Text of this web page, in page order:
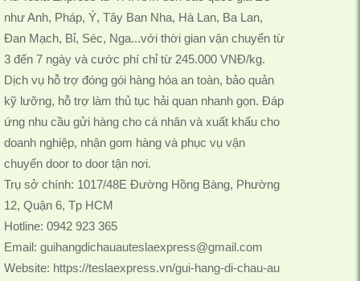
như Anh, Pháp, Ý, Tây Ban Nha, Hà Lan, Ba Lan,
Đan Mạch, Bỉ, Séc, Nga...với thời gian vận chuyển từ
3 đến 7 ngày và cước phí chỉ từ 245.000 VNĐ/kg.
Dịch vụ hỗ trợ đóng gói hàng hóa an toàn, bảo quản
kỹ lưỡng, hỗ trợ làm thủ tục hải quan nhanh gọn. Đáp
ứng nhu cầu gửi hàng cho cá nhân và xuất khẩu cho
doanh nghiệp, nhận gom hàng và phục vụ vận
chuyển door to door tận nơi.
Trụ sở chính: 1017/48E Đường Hồng Bàng, Phường
12, Quận 6, Tp HCM
Hotline: 0942 923 365
Email: guihangdichauauteslaexpress@gmail.com
Website: https://teslaexpress.vn/gui-hang-di-chau-au